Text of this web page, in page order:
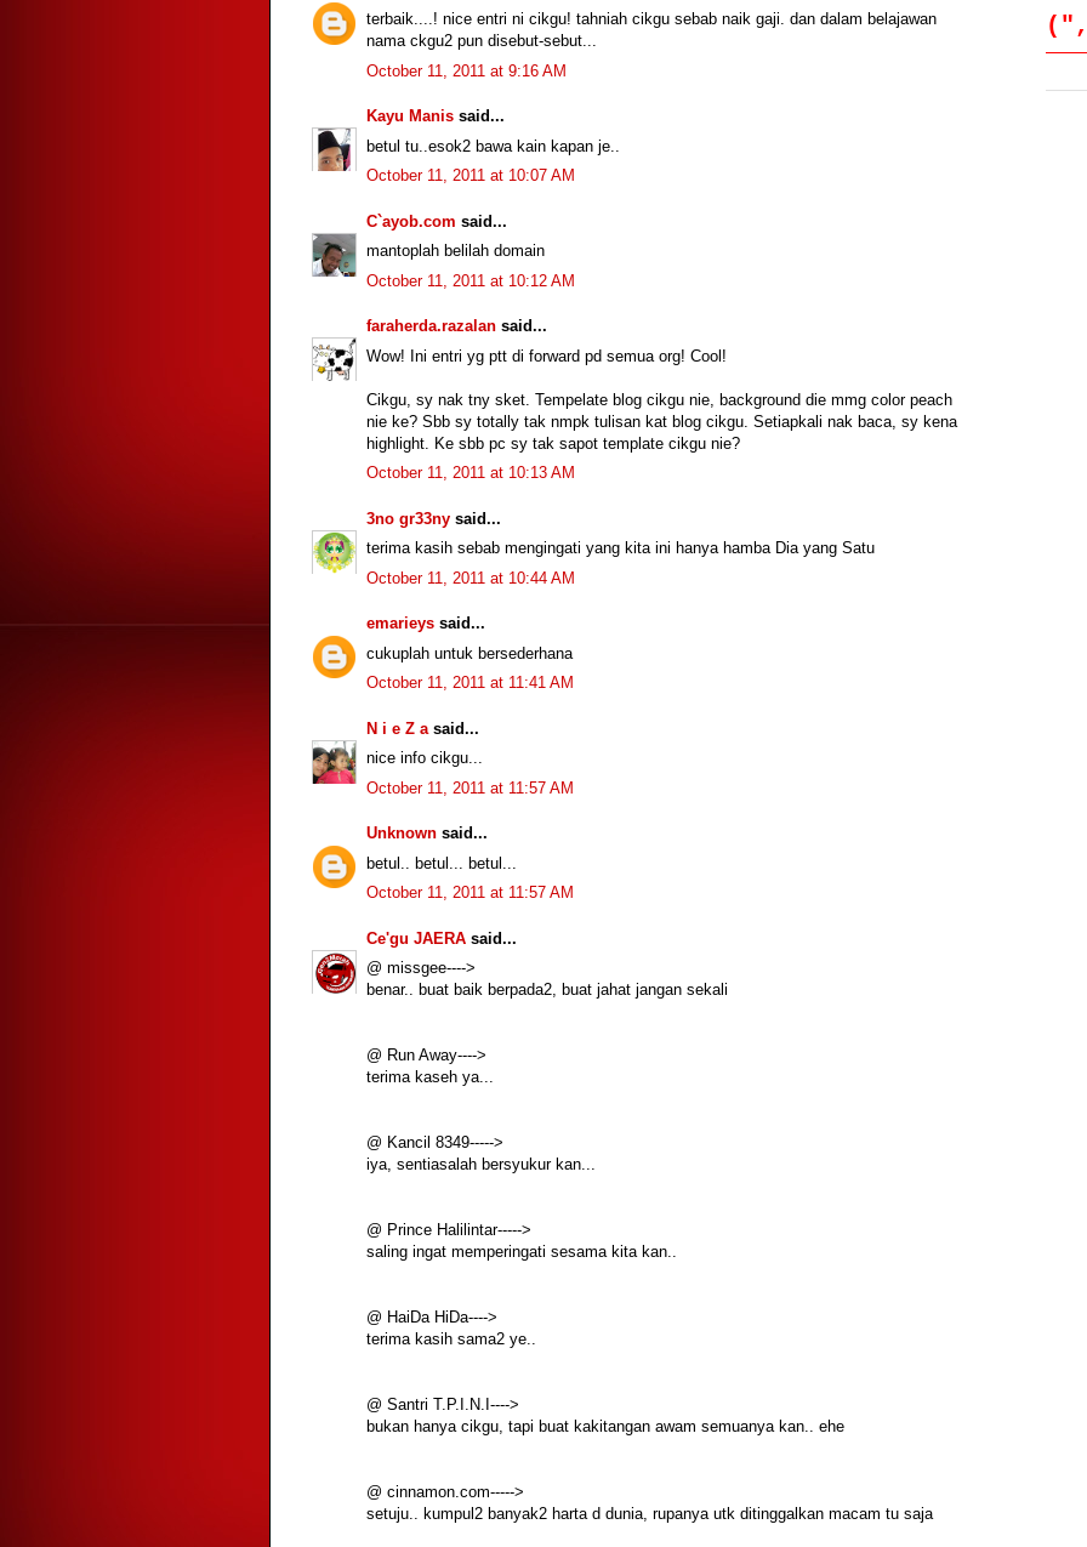
terbaik....! nice entri ni cikgu! tahniah cikgu sebab naik gaji. dan dalam belajawan
nama ckgu2 pun disebut-sebut...
October 11, 2011 at 9:16 AM
Kayu Manis said...
betul tu..esok2 bawa kain kapan je..
October 11, 2011 at 10:07 AM
C`ayob.com said...
mantoplah belilah domain
October 11, 2011 at 10:12 AM
faraherda.razalan said...
Wow! Ini entri yg ptt di forward pd semua org! Cool!
Cikgu, sy nak tny sket. Tempelate blog cikgu nie, background die mmg color peach
nie ke? Sbb sy totally tak nmpk tulisan kat blog cikgu. Setiapkali nak baca, sy kena
highlight. Ke sbb pc sy tak sapot template cikgu nie?
October 11, 2011 at 10:13 AM
3no gr33ny said...
terima kasih sebab mengingati yang kita ini hanya hamba Dia yang Satu
October 11, 2011 at 10:44 AM
emarieys said...
cukuplah untuk bersederhana
October 11, 2011 at 11:41 AM
N i e Z a said...
nice info cikgu...
October 11, 2011 at 11:57 AM
Unknown said...
betul.. betul... betul...
October 11, 2011 at 11:57 AM
Ce'gu JAERA said...
@ missgee---->
benar.. buat baik berpada2, buat jahat jangan sekali
@ Run Away---->
terima kaseh ya...
@ Kancil 8349----->
iya, sentiasalah bersyukur kan...
@ Prince Halilintar----->
saling ingat memperingati sesama kita kan..
@ HaiDa HiDa---->
terima kasih sama2 ye..
@ Santri T.P.I.N.I---->
bukan hanya cikgu, tapi buat kakitangan awam semuanya kan.. ehe
@ cinnamon.com----->
setuju.. kumpul2 banyak2 harta d dunia, rupanya utk ditinggalkan macam tu saja
4